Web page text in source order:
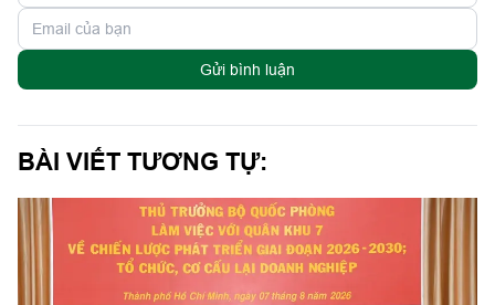
Gửi bình luận
BÀI VIẾT TƯƠNG TỰ: